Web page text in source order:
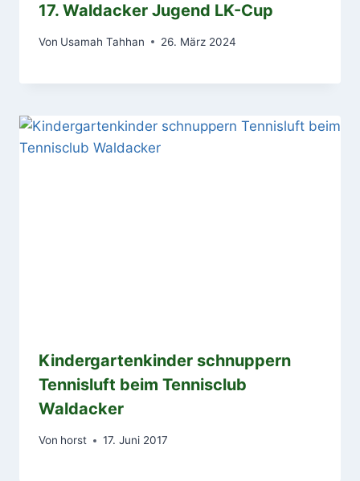
17. Waldacker Jugend LK-Cup
Von Usamah Tahhan 26. März 2024
Kindergartenkinder schnuppern
Tennisluft beim Tennisclub
Waldacker
Von horst 17. Juni 2017